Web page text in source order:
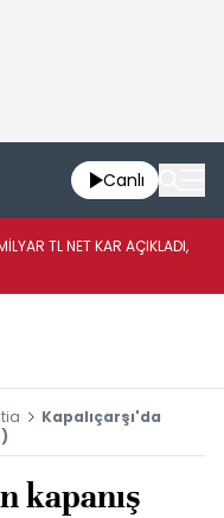
Canlı
TL NET KAR AÇIKLADI,
Kapalıçarşı'da
kapanış